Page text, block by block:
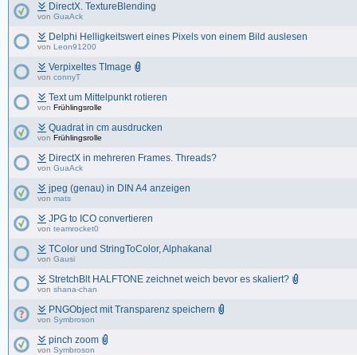
DirectX. TextureBlending
von GuaAck
Delphi Helligkeitswert eines Pixels von einem Bild auslesen
von Leon91200
Verpixeltes TImage
von connyT
Text um Mittelpunkt rotieren
von Frühlingsrolle
Quadrat in cm ausdrucken
von Frühlingsrolle
DirectX in mehreren Frames. Threads?
von GuaAck
jpeg (genau) in DIN A4 anzeigen
von mats
JPG to ICO convertieren
von teamrocket0
TColor und StringToColor, Alphakanal
von Gausi
StretchBlt HALFTONE zeichnet weich bevor es skaliert?
von shana-chan
PNGObject mit Transparenz speichern
von Symbroson
pinch zoom
von Symbroson